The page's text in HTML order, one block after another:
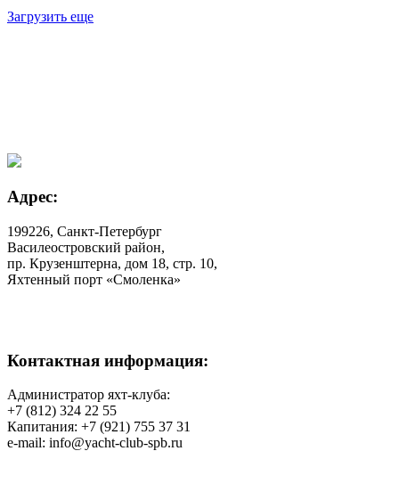
Загрузить еще
Адрес:
199226, Санкт-Петербург
Василеостровский район,
пр. Крузенштерна, дом 18, стр. 10,
Яхтенный порт «Смоленка»
Контактная информация:
Администратор яхт-клуба:
+7 (812) 324 22 55
Капитания: +7 (921) 755 37 31
e-mail: info@yacht-club-spb.ru